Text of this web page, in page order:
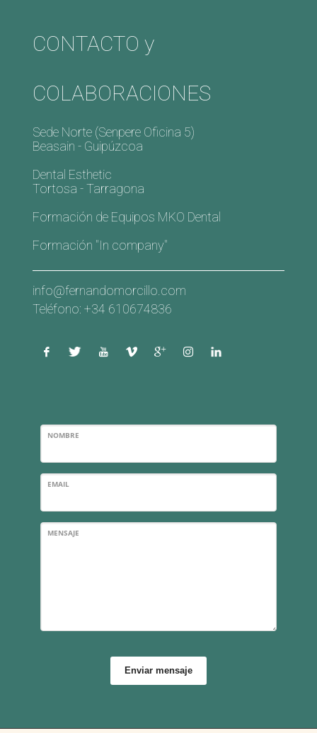
CONTACTO y
COLABORACIONES
Sede Norte (Senpere Oficina 5)
Beasain - Guipúzcoa
Dental Esthetic
Tortosa - Tarragona
Formación de Equipos MKO Dental
Formación "In company"
info@fernandomorcillo.com
Teléfono: +34 610674836
NOMBRE
EMAIL
MENSAJE
Enviar mensaje